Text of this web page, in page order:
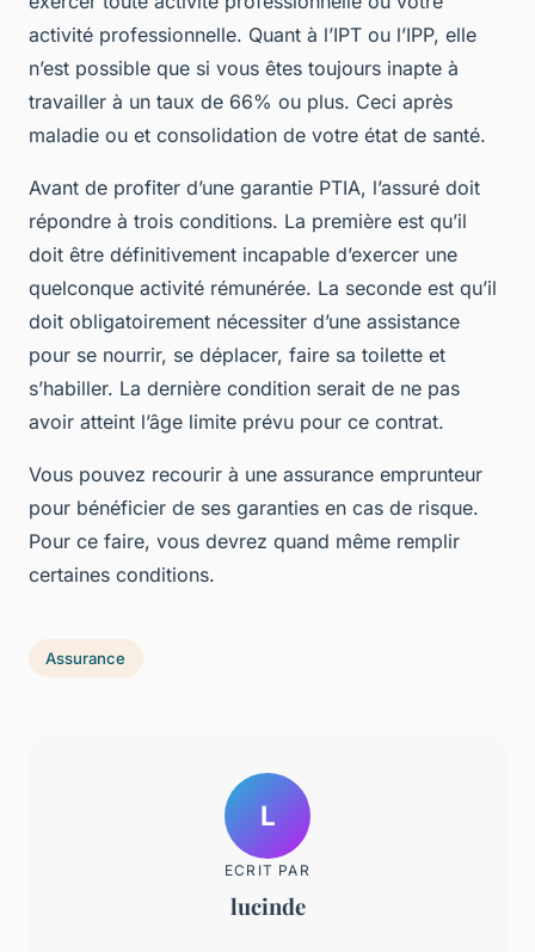
activité professionnelle. Quant à l’IPT ou l’IPP, elle
n’est possible que si vous êtes toujours inapte à
travailler à un taux de 66% ou plus. Ceci après
maladie ou et consolidation de votre état de santé.
Avant de profiter d’une garantie PTIA, l’assuré doit
répondre à trois conditions. La première est qu’il
doit être définitivement incapable d’exercer une
quelconque activité rémunérée. La seconde est qu’il
doit obligatoirement nécessiter d’une assistance
pour se nourrir, se déplacer, faire sa toilette et
s’habiller. La dernière condition serait de ne pas
avoir atteint l’âge limite prévu pour ce contrat.
Vous pouvez recourir à une assurance emprunteur
pour bénéficier de ses garanties en cas de risque.
Pour ce faire, vous devrez quand même remplir
certaines conditions.
Assurance
L
ECRIT PAR
lucinde